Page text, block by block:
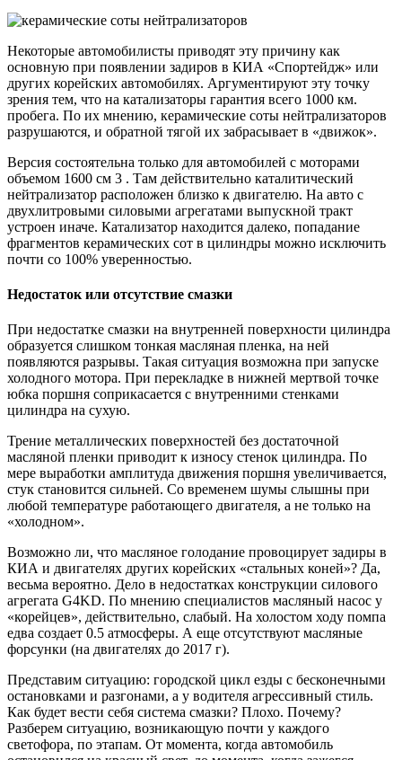
Некоторые автомобилисты приводят эту причину как
основную при появлении задиров в КИА «Спортейдж» или
других корейских автомобилях. Аргументируют эту точку
зрения тем, что на катализаторы гарантия всего 1000 км.
пробега. По их мнению, керамические соты нейтрализаторов
разрушаются, и обратной тягой их забрасывает в «движок».
Версия состоятельна только для автомобилей с моторами
объемом 1600 см 3 . Там действительно каталитический
нейтрализатор расположен близко к двигателю. На авто с
двухлитровыми силовыми агрегатами выпускной тракт
устроен иначе. Катализатор находится далеко, попадание
фрагментов керамических сот в цилиндры можно исключить
почти со 100% уверенностью.
Недостаток или отсутствие смазки
При недостатке смазки на внутренней поверхности цилиндра
образуется слишком тонкая масляная пленка, на ней
появляются разрывы. Такая ситуация возможна при запуске
холодного мотора. При перекладке в нижней мертвой точке
юбка поршня соприкасается с внутренними стенками
цилиндра на сухую.
Трение металлических поверхностей без достаточной
масляной пленки приводит к износу стенок цилиндра. По
мере выработки амплитуда движения поршня увеличивается,
стук становится сильней. Со временем шумы слышны при
любой температуре работающего двигателя, а не только на
«холодном».
Возможно ли, что масляное голодание провоцирует задиры в
КИА и двигателях других корейских «стальных коней»? Да,
весьма вероятно. Дело в недостатках конструкции силового
агрегата G4KD. По мнению специалистов масляный насос у
«корейцев», действительно, слабый. На холостом ходу помпа
едва создает 0.5 атмосферы. А еще отсутствуют масляные
форсунки (на двигателях до 2017 г).
Представим ситуацию: городской цикл езды с бесконечными
остановками и разгонами, а у водителя агрессивный стиль.
Как будет вести себя система смазки? Плохо. Почему?
Разберем ситуацию, возникающую почти у каждого
светофора, по этапам. От момента, когда автомобиль